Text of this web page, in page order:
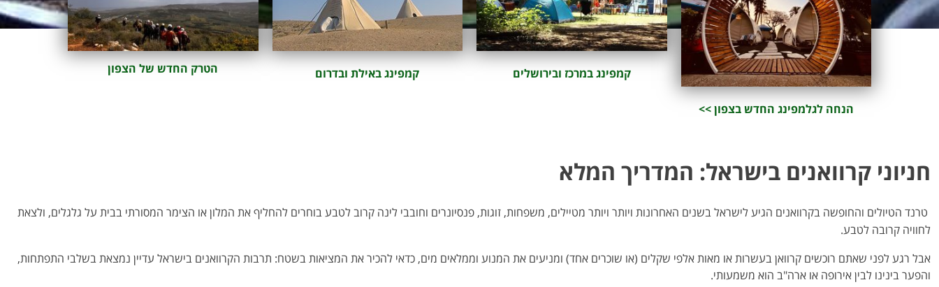
הנחה לגלמפינג החדש בצפון >>
קמפינג במרכז ובירושלים קמפינג באילת ובדרום הטרק החדש של הצפון
חניוני קרוואנים בישראל: המדריך המלא
טרנד הטיולים והחופשה בקרוואנים הגיע לישראל בשנים האחרונות ויותר ויותר מטיילים, משפחות, זוגות, פנסיונרים וחובבי לינה קרוב לטבע בוחרים להחליף את המלון או הצימר המסורתי בבית על גלגלים, ולצאת
לחוויה קרובה לטבע.
אבל רגע לפני שאתם רוכשים קרוואן בעשרות או מאות אלפי שקלים (או שוכרים אחד) ומניעים את המנוע וממלאים מים, כדאי להכיר את המציאות בשטח: תרבות הקרוואנים בישראל עדיין נמצאת בשלבי התפתחות,
והפער בינינו לבין אירופה או ארה"ב הוא משמעותי.